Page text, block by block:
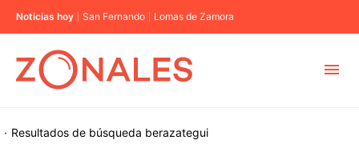
Noticias hoy San Fernando Lomas de Zamora
Resultados de búsqueda
· berazategui